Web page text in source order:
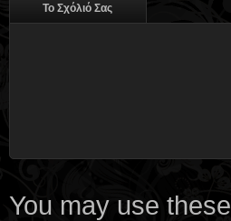
Το Σχόλιό Σας
You may use these